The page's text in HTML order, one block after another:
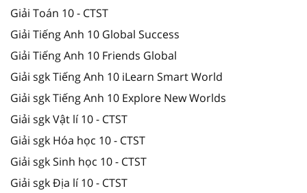
Giải Toán 10 - CTST
Giải Tiếng Anh 10 Global Success
Giải Tiếng Anh 10 Friends Global
Giải sgk Tiếng Anh 10 iLearn Smart World
Giải sgk Tiếng Anh 10 Explore New Worlds
Giải sgk Vật lí 10 - CTST
Giải sgk Hóa học 10 - CTST
Giải sgk Sinh học 10 - CTST
Giải sgk Địa lí 10 - CTST